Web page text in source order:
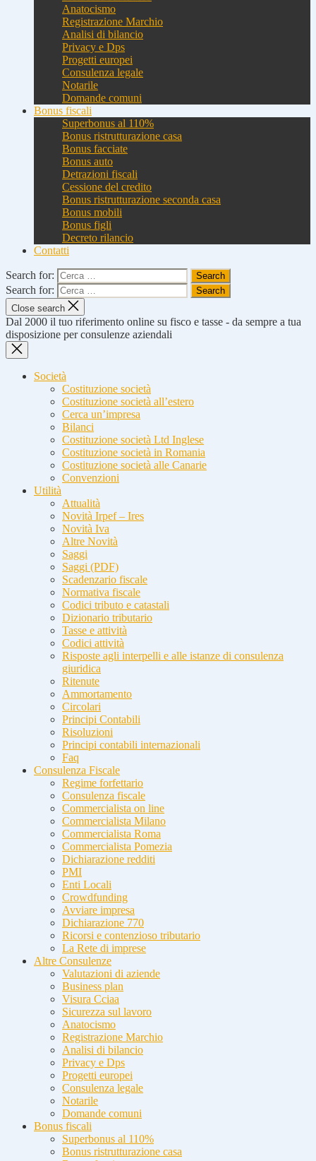
Anatocismo
Registrazione Marchio
Analisi di bilancio
Privacy e Dps
Progetti europei
Consulenza legale
Notarile
Domande comuni
Bonus fiscali
Superbonus al 110%
Bonus ristrutturazione casa
Bonus facciate
Bonus auto
Detrazioni fiscali
Cessione del credito
Bonus ristrutturazione seconda casa
Bonus mobili
Bonus figli
Decreto rilancio
Contatti
Search for:
Search for:
Close search
Dal 2000 il tuo riferimento online su fisco e tasse - da sempre a tua
disposizione per consulenze aziendali
Società
Costituzione società
Costituzione società all’estero
Cerca un’impresa
Bilanci
Costituzione società Ltd Inglese
Costituzione società in Romania
Costituzione società alle Canarie
Convenzioni
Utilità
Attualità
Novità Irpef – Ires
Novità Iva
Altre Novità
Saggi
Saggi (PDF)
Scadenzario fiscale
Normativa fiscale
Codici tributo e catastali
Dizionario tributario
Tasse e attività
Codici attività
Risposte agli interpelli e alle istanze di consulenza
giuridica
Ritenute
Ammortamento
Circolari
Principi Contabili
Risoluzioni
Principi contabili internazionali
Faq
Consulenza Fiscale
Regime forfettario
Consulenza fiscale
Commercialista on line
Commercialista Milano
Commercialista Roma
Commercialista Pomezia
Dichiarazione redditi
PMI
Enti Locali
Crowdfunding
Avviare impresa
Dichiarazione 770
Ricorsi e contenzioso tributario
La Rete di imprese
Altre Consulenze
Valutazioni di aziende
Business plan
Visura Cciaa
Sicurezza sul lavoro
Anatocismo
Registrazione Marchio
Analisi di bilancio
Privacy e Dps
Progetti europei
Consulenza legale
Notarile
Domande comuni
Bonus fiscali
Superbonus al 110%
Bonus ristrutturazione casa